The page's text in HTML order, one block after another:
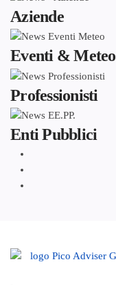
Aziende
Eventi & Meteo
Professionisti
Enti Pubblici